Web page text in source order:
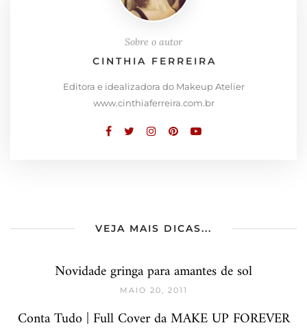
Sobre o autor
CINTHIA FERREIRA
Editora e idealizadora do Makeup Atelier
www.cinthiaferreira.com.br
VEJA MAIS DICAS...
Novidade gringa para amantes de sol
MAIO 20, 2011
Conta Tudo | Full Cover da MAKE UP FOREVER